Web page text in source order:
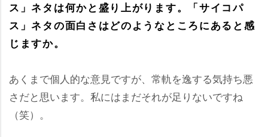
ス」ネタは何かと盛り上がります。「サイコパ
ス」ネタの面白さはどのようなところにあると感
じますか。
あくまで個人的な意見ですが、常軌を逸する気持ち悪
さだと思います。私にはまだそれが足りないですね
（笑）。